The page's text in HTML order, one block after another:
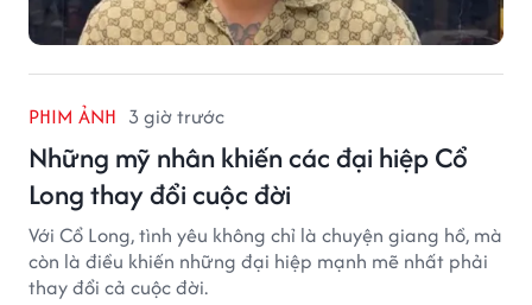
PHIM ẢNH 3 giờ trước
Những mỹ nhân khiến các đại hiệp Cổ
Long thay đổi cuộc đời
Với Cổ Long, tình yêu không chỉ là chuyện giang hồ, mà
còn là điều khiến những đại hiệp mạnh mẽ nhất phải
thay đổi cả cuộc đời.